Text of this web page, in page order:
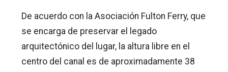
De acuerdo con la Asociación Fulton Ferry, que
se encarga de preservar el legado
arquitectónico del lugar, la altura libre en el
centro del canal es de aproximadamente 38